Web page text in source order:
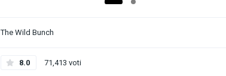
The Wild Bunch
8.0 71,413 voti